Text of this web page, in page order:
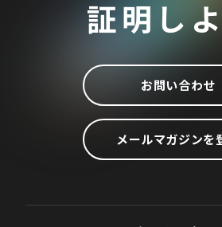
証明しよ
お問い合わせ
メールマガジンを